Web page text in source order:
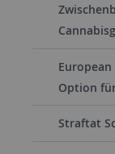
Option
Straftat